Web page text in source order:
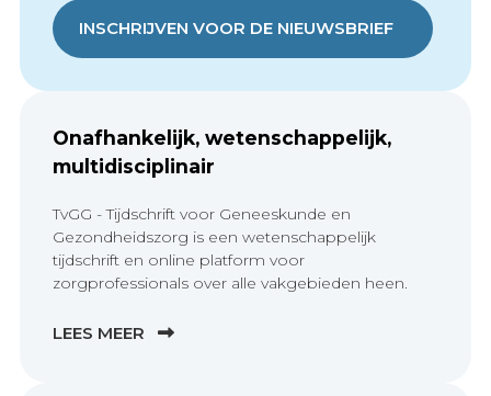
INSCHRIJVEN VOOR DE NIEUWSBRIEF
Onafhankelijk, wetenschappelijk,
multidisciplinair
TvGG - Tijdschrift voor Geneeskunde en
Gezondheidszorg is een wetenschappelijk
tijdschrift en online platform voor
zorgprofessionals over alle vakgebieden heen.
LEES MEER